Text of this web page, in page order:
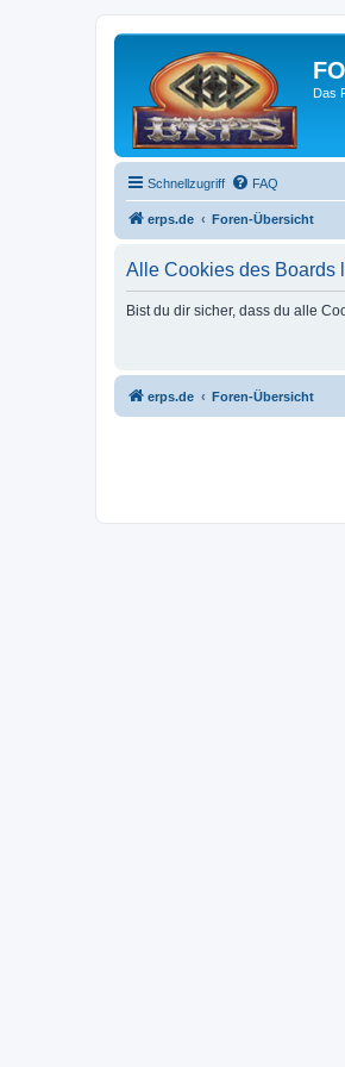
Das
Schnellzugriff FAQ
erps.de Foren-Übersicht
Alle Cookies des Boards
Bist du dir sicher, dass du alle
erps.de Foren-Übersicht